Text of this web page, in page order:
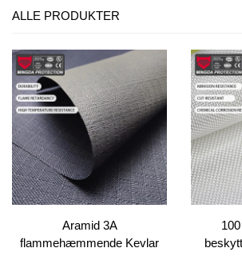
ALLE PRODUKTER
Aramid 3A
flammehæmmende Kevlar